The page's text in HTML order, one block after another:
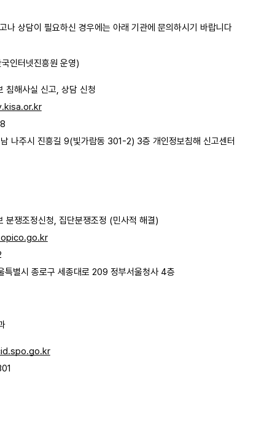
나 상담이 필요하신 경우에는 아래 기관에 문의하시기 바랍니다
인터넷진흥원 운영)
침해사실 신고, 상담 신청
나주시 진흥길 9(빛가람동 301-2) 3층 개인정보침해 신고센터
분쟁조정신청, 집단분쟁조정 (민사적 해결)
특별시 종로구 세종대로 209 정부서울청사 4층